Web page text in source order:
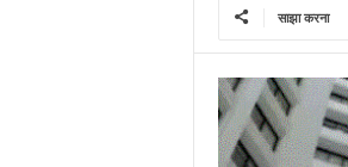
साझा करना